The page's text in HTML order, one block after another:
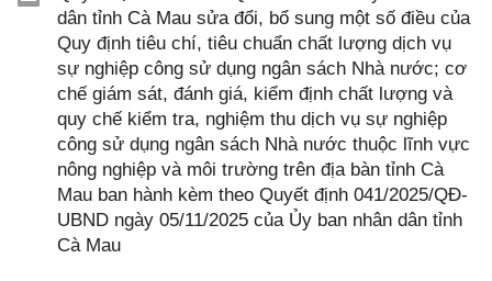
dân tỉnh Cà Mau sửa đổi, bổ sung một số điều của
Quy định tiêu chí, tiêu chuẩn chất lượng dịch vụ
sự nghiệp công sử dụng ngân sách Nhà nước; cơ
chế giám sát, đánh giá, kiểm định chất lượng và
quy chế kiểm tra, nghiệm thu dịch vụ sự nghiệp
công sử dụng ngân sách Nhà nước thuộc lĩnh vực
nông nghiệp và môi trường trên địa bàn tỉnh Cà
Mau ban hành kèm theo Quyết định 041/2025/QĐ-
UBND ngày 05/11/2025 của Ủy ban nhân dân tỉnh
Cà Mau